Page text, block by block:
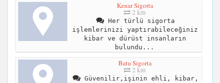
Kenar Sigorta
2 km
Her türlü sigorta
işlemlerinizi yaptırabileceğiniz
kibar ve dürüst insanların
bulundu...
Batu Sigorta
2 km
Güvenilir,işinin ehli, kibar,